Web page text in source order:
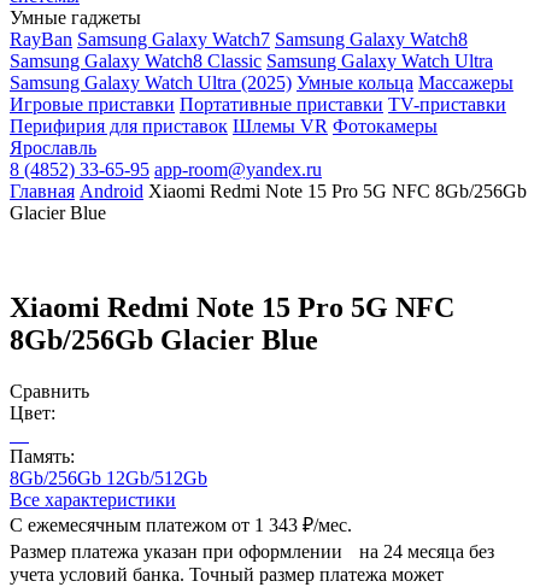
Умные гаджеты
RayBan Samsung Galaxy Watch7 Samsung Galaxy Watch8
Samsung Galaxy Watch8 Classic Samsung Galaxy Watch Ultra
Samsung Galaxy Watch Ultra (2025) Умные кольца Массажеры
Игровые приставки Портативные приставки TV-приставки
Перифирия для приставок Шлемы VR Фотокамеры
Ярославль
8 (4852) 33-65-95 app-room@yandex.ru
Главная Android Xiaomi Redmi Note 15 Pro 5G NFC 8Gb/256Gb
Glacier Blue
Xiaomi Redmi Note 15 Pro 5G NFC
8Gb/256Gb Glacier Blue
Сравнить
Цвет:
Память:
8Gb/256Gb 12Gb/512Gb
Все характеристики
С ежемесячным платежом от 1 343 ₽/мес.
Размер платежа указан при оформлении на 24 месяца без
учета условий банка. Точный размер платежа может